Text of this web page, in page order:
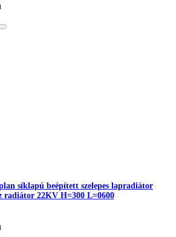
síklapú beépített szelepes lapradiátor
radiátor 22KV H=300 L=0600